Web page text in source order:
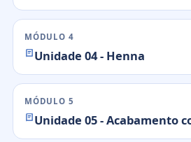
MÓDULO 4
Unidade 04 - Henna
MÓDULO 5
Unidade 05 - Acabamento